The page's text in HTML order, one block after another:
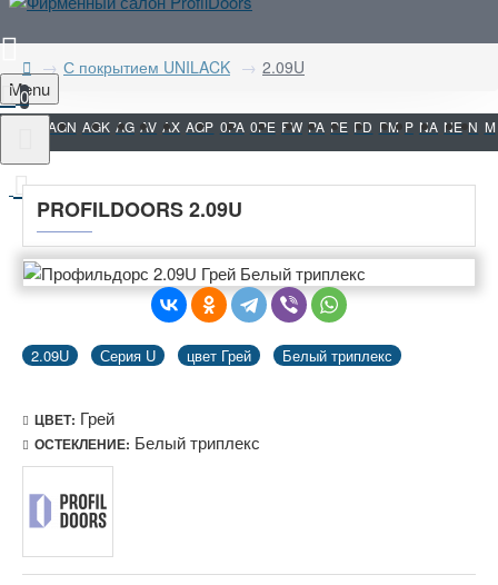
Menu
0
С покрытием UNILACK 2.09U
AGN AGK AG AV AX AGP 0PA 0PE PW PA PE PD PM P NA NE N M
PROFILDOORS 2.09U
2.09U Серия U цвет Грей Белый триплекс
ЦВЕТ: Грей
ОСТЕКЛЕНИЕ: Белый триплекс